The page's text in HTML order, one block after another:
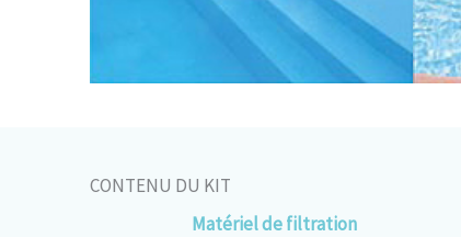
CONTENU DU KIT
Matériel de filtration